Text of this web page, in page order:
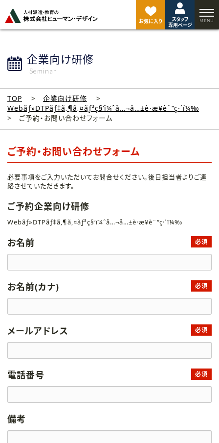
お気に入り
スタッフ
専用ページ
企業向け研修
Seminar
TOP
企業向け研修
Webãƒ»DTPãƒ‡ã‚¶ã‚¤ãƒ³ç§‘ï¼ˆå…¬å…±è·æ¥­è¨“ç·´ï¼‰
ご予約・お問い合わせフォーム
ご予約・お問い合わせフォーム
必要事項をご入力いただいてお問合せください。後日担当者よりご連
絡させていただきます。
ご予約企業向け研修
Webãƒ»DTPãƒ‡ã‚¶ã‚¤ãƒ³ç§‘ï¼ˆå…¬å…±è·æ¥­è¨“ç·´ï¼‰
お名前 必須
お名前(カナ) 必須
メールアドレス 必須
電話番号 必須
備考
ジ
ト